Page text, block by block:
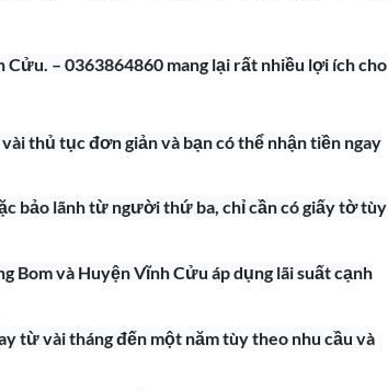
– 0363864860 mang lại rất nhiều lợi ích cho
thủ tục đơn giản và bạn có thể nhận tiền ngay
bảo lãnh từ người thứ ba, chỉ cần có giấy tờ tùy
Bom và Huyện Vĩnh Cửu áp dụng lãi suất cạnh
từ vài tháng đến một năm tùy theo nhu cầu và